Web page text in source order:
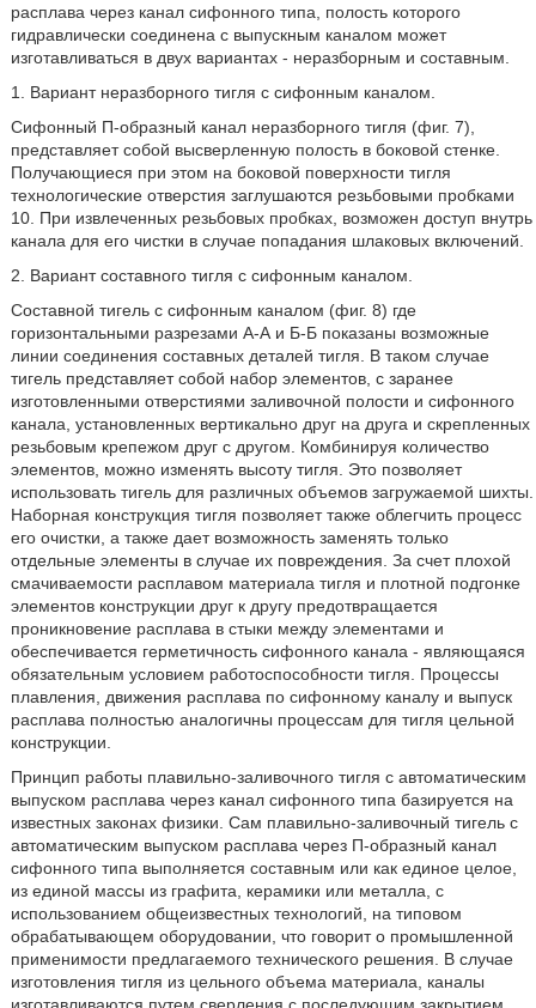
расплава через канал сифонного типа, полость которого
гидравлически соединена с выпускным каналом может
изготавливаться в двух вариантах - неразборным и составным.
1. Вариант неразборного тигля с сифонным каналом.
Сифонный П-образный канал неразборного тигля (фиг. 7),
представляет собой высверленную полость в боковой стенке.
Получающиеся при этом на боковой поверхности тигля
технологические отверстия заглушаются резьбовыми пробками
10. При извлеченных резьбовых пробках, возможен доступ внутрь
канала для его чистки в случае попадания шлаковых включений.
2. Вариант составного тигля с сифонным каналом.
Составной тигель с сифонным каналом (фиг. 8) где
горизонтальными разрезами А-А и Б-Б показаны возможные
линии соединения составных деталей тигля. В таком случае
тигель представляет собой набор элементов, с заранее
изготовленными отверстиями заливочной полости и сифонного
канала, установленных вертикально друг на друга и скрепленных
резьбовым крепежом друг с другом. Комбинируя количество
элементов, можно изменять высоту тигля. Это позволяет
использовать тигель для различных объемов загружаемой шихты.
Наборная конструкция тигля позволяет также облегчить процесс
его очистки, а также дает возможность заменять только
отдельные элементы в случае их повреждения. За счет плохой
смачиваемости расплавом материала тигля и плотной подгонке
элементов конструкции друг к другу предотвращается
проникновение расплава в стыки между элементами и
обеспечивается герметичность сифонного канала - являющаяся
обязательным условием работоспособности тигля. Процессы
плавления, движения расплава по сифонному каналу и выпуск
расплава полностью аналогичны процессам для тигля цельной
конструкции.
Принцип работы плавильно-заливочного тигля с автоматическим
выпуском расплава через канал сифонного типа базируется на
известных законах физики. Сам плавильно-заливочный тигель с
автоматическим выпуском расплава через П-образный канал
сифонного типа выполняется составным или как единое целое,
из единой массы из графита, керамики или металла, с
использованием общеизвестных технологий, на типовом
обрабатывающем оборудовании, что говорит о промышленной
применимости предлагаемого технического решения. В случае
изготовления тигля из цельного объема материала, каналы
изготавливаются путем сверления с последующим закрытием